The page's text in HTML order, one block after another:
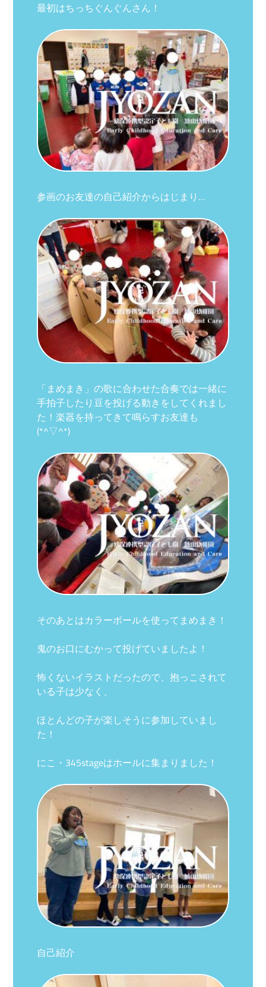
最初はちっちぐんぐんさん！
参画のお友達の自己紹介からはじまり…
「まめまき」の歌に合わせた合奏では一緒に
手拍子したり豆を投げる動きをしてくれまし
た！楽器を持ってきて鳴らすお友達も
(*^▽^*)
そのあとはカラーボールを使ってまめまき！
鬼のお口にむかって投げていましたよ！
怖くないイラストだったので、抱っこされて
いる子は少なく、
ほとんどの子が楽しそうに参加していまし
た！
にこ・345stageはホールに集まりました！
自己紹介